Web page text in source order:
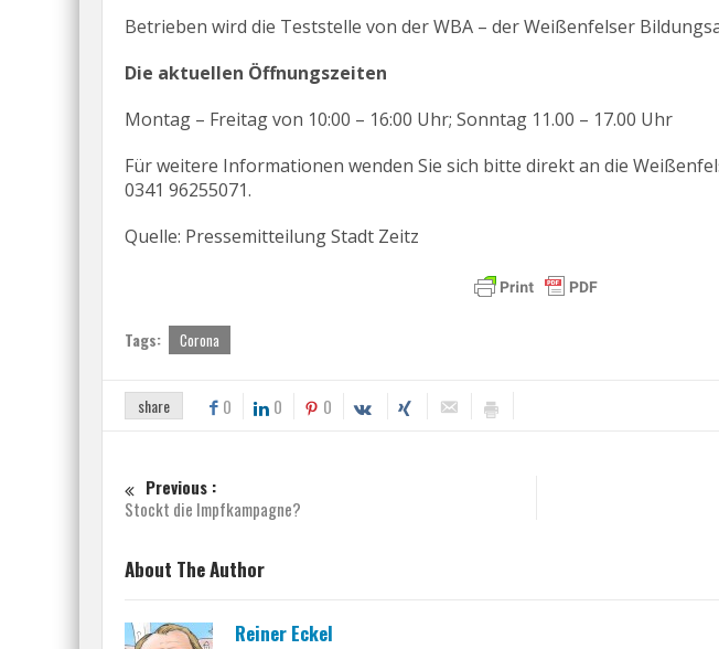
Betrieben wird die Teststelle von der WBA – der Weißenfelser
Die aktuellen Öffnungszeiten
Montag – Freitag von 10:00 – 16:00 Uhr; Sonntag 11.00 – 17.00 Uhr
Für weitere Informationen wenden Sie sich bitte direkt an die
0341 96255071.
Quelle: Pressemitteilung Stadt Zeitz
Tags: Corona
share 0 0 0
Previous :
Stockt die Impfkampagne?
About The Author
Reiner Eckel